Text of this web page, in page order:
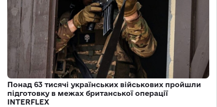
Понад 63 тисячі українських військових пройшли
підготовку в межах британської операції
INTERFLEX